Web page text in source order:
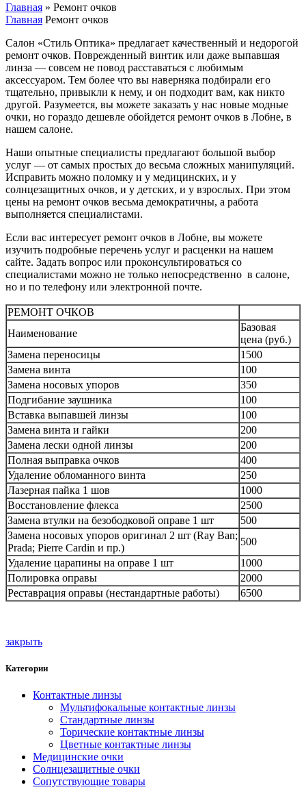
Главная » Ремонт очков
Главная Ремонт очков
Салон «Стиль Оптика» предлагает качественный и недорогой
ремонт очков. Поврежденный винтик или даже выпавшая
линза — совсем не повод расставаться с любимым
аксессуаром. Тем более что вы наверняка подбирали его
тщательно, привыкли к нему, и он подходит вам, как никто
другой. Разумеется, вы можете заказать у нас новые модные
очки, но гораздо дешевле обойдется ремонт очков в Лобне, в
нашем салоне.
Наши опытные специалисты предлагают большой выбор
услуг — от самых простых до весьма сложных манипуляций.
Исправить можно поломку и у медицинских, и у
солнцезащитных очков, и у детских, и у взрослых. При этом
цены на ремонт очков весьма демократичны, а работа
выполняется специалистами.
Если вас интересует ремонт очков в Лобне, вы можете
изучить подробные перечень услуг и расценки на нашем
сайте. Задать вопрос или проконсультироваться со
специалистами можно не только непосредственно в салоне,
но и по телефону или электронной почте.
РЕМОНТ ОЧКОВ
Наименование
Базовая
цена (руб.)
Замена переносицы
1500
Замена винта
100
Замена носовых упоров
350
Подгибание заушника
100
Вставка выпавшей линзы
100
Замена винта и гайки
200
Замена лески одной линзы
200
Полная выправка очков
400
Удаление обломанного винта
250
Лазерная пайка 1 шов
1000
Восстановление флекса
2500
Замена втулки на безободковой оправе 1 шт
500
Замена носовых упоров оригинал 2 шт (Ray Ban;
Prada; Pierre Cardin и пр.)
500
Удаление царапины на оправе 1 шт
1000
Полировка оправы
2000
Реставрация оправы (нестандартные работы)
6500
закрыть
Категории
Контактные линзы
Мультифокальные контактные линзы
Стандартные линзы
Торические контактные линзы
Цветные контактные линзы
Медицинские очки
Солнцезащитные очки
Сопутствующие товары